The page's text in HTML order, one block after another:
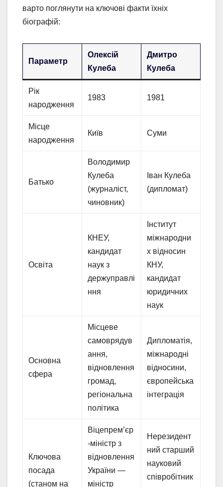
варто поглянути на ключові факти їхніх
біографій:
Параметр
Олексій
Кулеба
Дмитро
Кулеба
Рік
народження
1983 1981
Місце
народження
Київ Суми
Батько
Володимир
Кулеба
(журналіст,
чиновник)
Іван Кулеба
(дипломат)
Освіта
КНЕУ,
кандидат
наук з
держуправлі
ння
Інститут
міжнародни
х відносин
КНУ,
кандидат
юридичних
наук
Основна
сфера
Місцеве
самоврядув
ання,
відновлення
громад,
регіональна
політика
Дипломатія,
міжнародні
відносини,
європейська
інтеграція
Ключова
посада
(станом на
Віцепрем’єр
-міністр з
відновлення
України —
міністр
Нерезидент
ний старший
науковий
співробітник